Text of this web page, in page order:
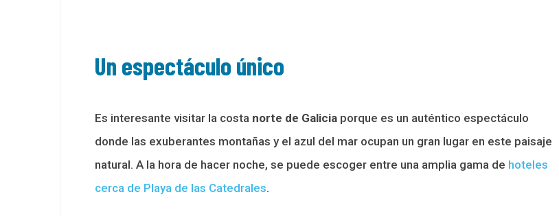
Un espectáculo único
Es interesante visitar la costa norte de Galicia porque es un auténtico espectáculo
donde las exuberantes montañas y el azul del mar ocupan un gran lugar en este paisaje
natural. A la hora de hacer noche, se puede escoger entre una amplia gama de hoteles
cerca de Playa de las Catedrales.